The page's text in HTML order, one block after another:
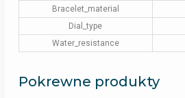
Bracelet_material
Dial_type
Water_resistance
Pokrewne produkty